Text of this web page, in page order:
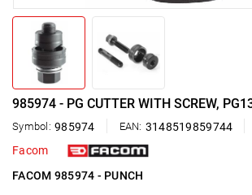
985974 - PG CUTTER WITH SCREW,
Symbol: 985974 EAN: 3148519859744
Facom
FACOM 985974 - PUNCH